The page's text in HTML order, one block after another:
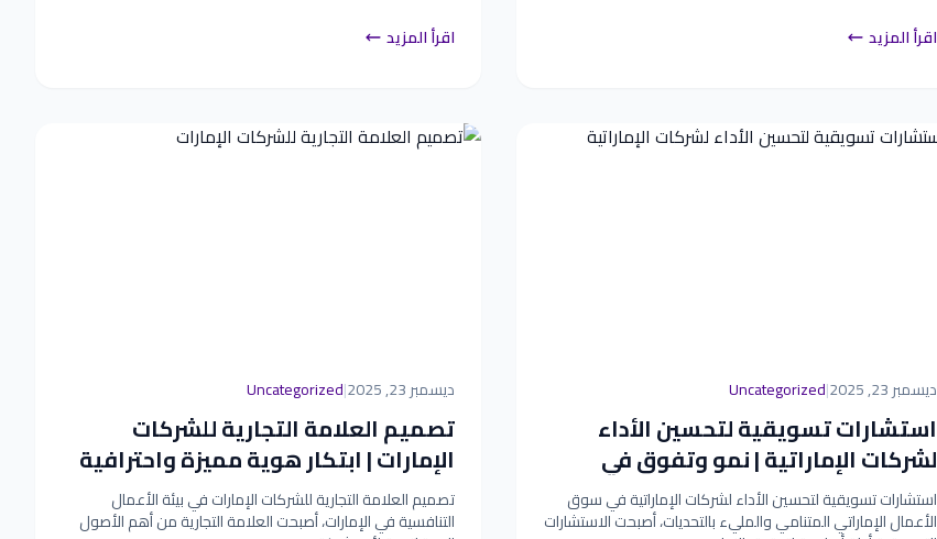
اقرأ المزيد
اقرأ المزيد
ديسمبر 23, 2025 |
Uncategorized
استشارات تسويقية لتحسين الأداء
لشركات الإماراتية | نمو وتفوق في
السوق
استشارات تسويقية لتحسين الأداء لشركات الإماراتية في سوق
الأعمال الإماراتي المتنامي والمليء بالتحديات، أصبحت الاستشارات
ديسمبر 23, 2025 |
Uncategorized
تصميم العلامة التجارية للشركات
الإمارات | ابتكار هوية مميزة واحترافية
تصميم العلامة التجارية للشركات الإمارات في بيئة الأعمال
التنافسية في الإمارات، أصبحت العلامة التجارية من أهم الأصول